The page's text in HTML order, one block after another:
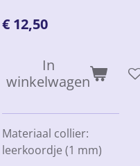
€ 12,50
In
winkelwagen
Materiaal collier:
leerkoordje (1 mm)